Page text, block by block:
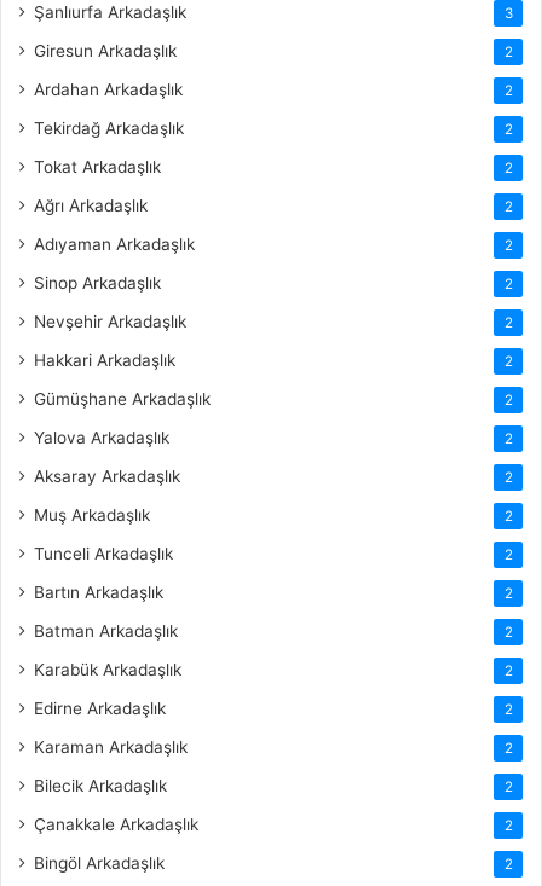
Şanlıurfa Arkadaşlık 3
Giresun Arkadaşlık 2
Ardahan Arkadaşlık 2
Tekirdağ Arkadaşlık 2
Tokat Arkadaşlık 2
Ağrı Arkadaşlık 2
Adıyaman Arkadaşlık 2
Sinop Arkadaşlık 2
Nevşehir Arkadaşlık 2
Hakkari Arkadaşlık 2
Gümüşhane Arkadaşlık 2
Yalova Arkadaşlık 2
Aksaray Arkadaşlık 2
Muş Arkadaşlık 2
Tunceli Arkadaşlık 2
Bartın Arkadaşlık 2
Batman Arkadaşlık 2
Karabük Arkadaşlık 2
Edirne Arkadaşlık 2
Karaman Arkadaşlık 2
Bilecik Arkadaşlık 2
Çanakkale Arkadaşlık 2
Bingöl Arkadaşlık 2